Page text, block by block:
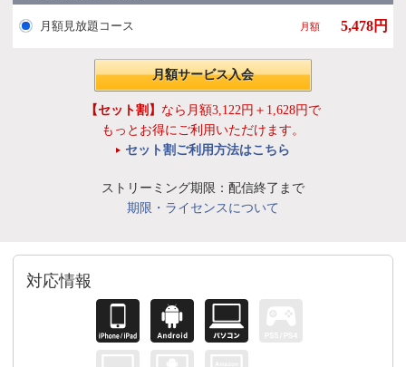
月額見放題コース 月額 5,478円
月額サービス入会
【セット割】 なら月額3,122円＋1,628円で
もっとお得にご利用いただけます。
セット割ご利用方法はこちら
ストリーミング期限：配信終了まで
期限・ライセンスについて
対応情報